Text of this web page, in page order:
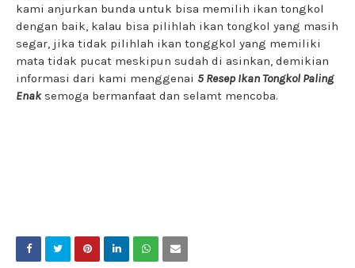
kami anjurkan bunda untuk bisa memilih ikan tongkol
dengan baik, kalau bisa pilihlah ikan tongkol yang masih
segar, jika tidak pilihlah ikan tonggkol yang memiliki
mata tidak pucat meskipun sudah di asinkan, demikian
informasi dari kami menggenai 5 Resep Ikan Tongkol Paling
Enaksemoga bermanfaat dan selamt mencoba.